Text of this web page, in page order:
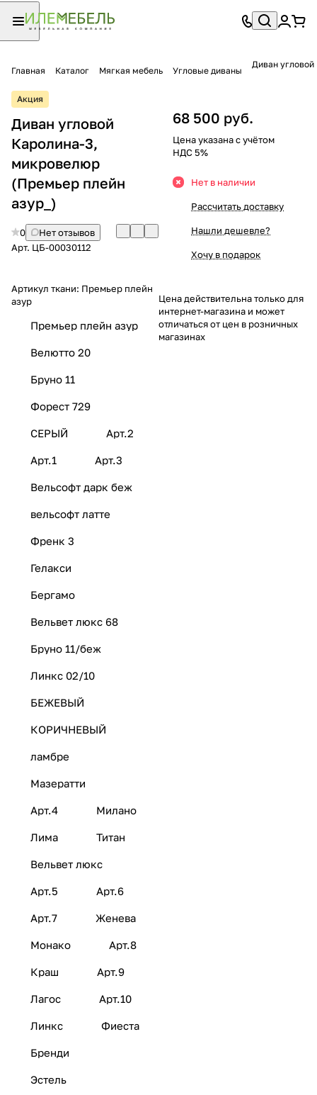
Главная Каталог Мягкая мебель Угловые диваны
Диван
Акция
Диван угловой
Каролина-3,
микровелюр
(Премьер плейн
азур_)
0
Нет отзывов
Арт. ЦБ-00030112
Артикул ткани: Премьер плейн
азур
Премьер плейн азур
Велютто 20
Бруно 11
Форест 729
СЕРЫЙ Арт.2
Арт.1 Арт.3
Вельсофт дарк беж
вельсофт латте
Френк 3
Гелакси
Бергамо
Вельвет люкс 68
Бруно 11/беж
Линкс 02/10
БЕЖЕВЫЙ
КОРИЧНЕВЫЙ
ламбре
Мазератти
Арт.4 Милано
Лима Титан
Вельвет люкс
Арт.5 Арт.6
Арт.7 Женева
Монако Арт.8
Краш Арт.9
Лагос Арт.10
Линкс Фиеста
Бренди
Эстель
68 500 руб.
Цена указана с учётом
НДС 5%
Нет в наличии
Рассчитать доставку
Нашли дешевле?
Хочу в подарок
Цена действительна только для
интернет-магазина и может
отличаться от цен в розничных
магазинах